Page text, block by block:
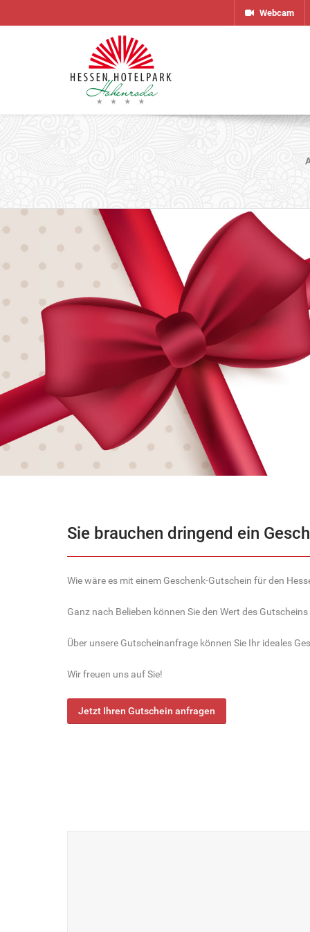
Webcam
Sie brauchen dringend ein
Wie wäre es mit einem Geschenk-Gutschein für den
Ganz nach Belieben können Sie den Wert des
Über unsere Gutscheinanfrage können Sie Ihr ideales
Wir freuen uns auf Sie!
Jetzt Ihren Gutschein anfragen